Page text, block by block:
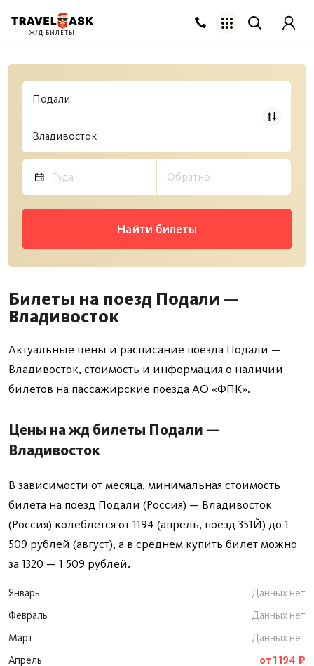
Найти билеты
Билеты на поезд Подали —
Владивосток
Актуальные цены и расписание поезда Подали —
Владивосток, стоимость и информация о наличии
билетов на пассажирские поезда АО «ФПК».
Цены на жд билеты Подали —
Владивосток
В зависимости от месяца, минимальная стоимость
билета на поезд Подали (Россия) — Владивосток
(Россия) колеблется от 1194 (апрель, поезд 351Й) до 1
509 рублей (август), а в среднем купить билет можно
за 1320 — 1 509 рублей.
Январь
Данных нет
Февраль
Данных нет
Март
Данных нет
Апрель
от 1 194 ₽
Ж/Д БИЛЕТЫ